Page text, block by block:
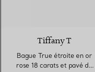
Tiffany T
Bague True étroite en or
rose 18 carats et pavé de